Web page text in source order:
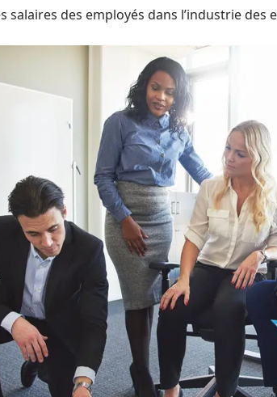
salaires des employés dans l’industrie des